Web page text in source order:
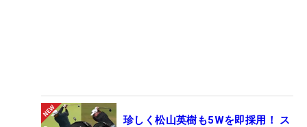
珍しく松山英樹も5Wを即採用！ ス